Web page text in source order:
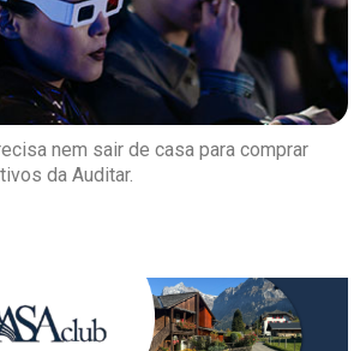
nem sair de casa para comprar
da Auditar.